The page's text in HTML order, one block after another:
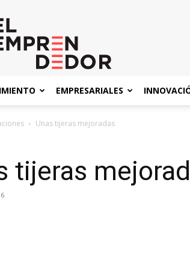
Emprendedor
EMPRESARIALES
Unas tijeras mejoradas
tijeras